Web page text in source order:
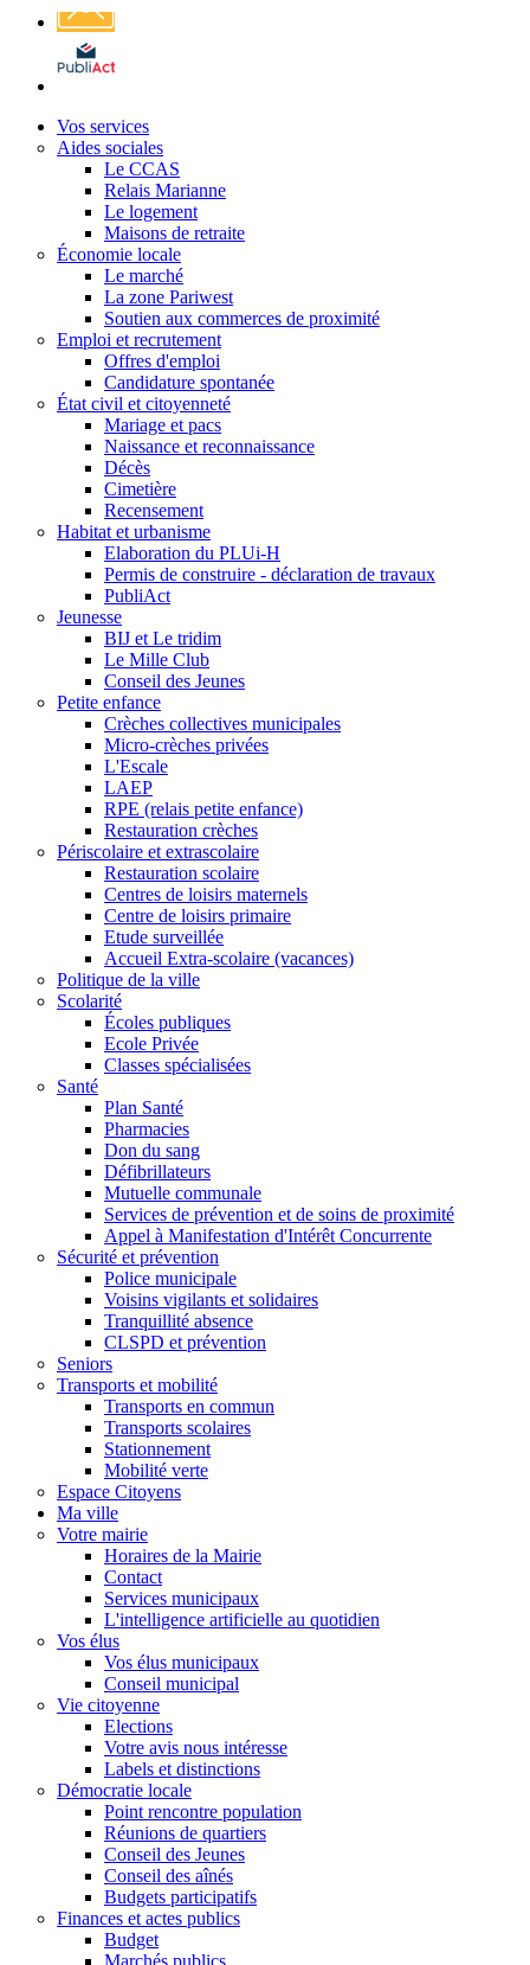
Affichage
légal
Vos services
Aides sociales
Le CCAS
Relais Marianne
Le logement
Maisons de retraite
Économie locale
Le marché
La zone Pariwest
Soutien aux commerces de proximité
Emploi et recrutement
Offres d'emploi
Candidature spontanée
État civil et citoyenneté
Mariage et pacs
Naissance et reconnaissance
Décès
Cimetière
Recensement
Habitat et urbanisme
Elaboration du PLUi-H
Permis de construire - déclaration de travaux
PubliAct
Jeunesse
BIJ et Le tridim
Le Mille Club
Conseil des Jeunes
Petite enfance
Crèches collectives municipales
Micro-crèches privées
L'Escale
LAEP
RPE (relais petite enfance)
Restauration crèches
Périscolaire et extrascolaire
Restauration scolaire
Centres de loisirs maternels
Centre de loisirs primaire
Etude surveillée
Accueil Extra-scolaire (vacances)
Politique de la ville
Scolarité
Écoles publiques
Ecole Privée
Classes spécialisées
Santé
Plan Santé
Pharmacies
Don du sang
Défibrillateurs
Mutuelle communale
Services de prévention et de soins de proximité
Appel à Manifestation d'Intérêt Concurrente
Sécurité et prévention
Police municipale
Voisins vigilants et solidaires
Tranquillité absence
CLSPD et prévention
Seniors
Transports et mobilité
Transports en commun
Transports scolaires
Stationnement
Mobilité verte
Espace Citoyens
Ma ville
Votre mairie
Horaires de la Mairie
Contact
Services municipaux
L'intelligence artificielle au quotidien
Vos élus
Vos élus municipaux
Conseil municipal
Vie citoyenne
Elections
Votre avis nous intéresse
Labels et distinctions
Démocratie locale
Point rencontre population
Réunions de quartiers
Conseil des Jeunes
Conseil des aînés
Budgets participatifs
Finances et actes publics
Budget